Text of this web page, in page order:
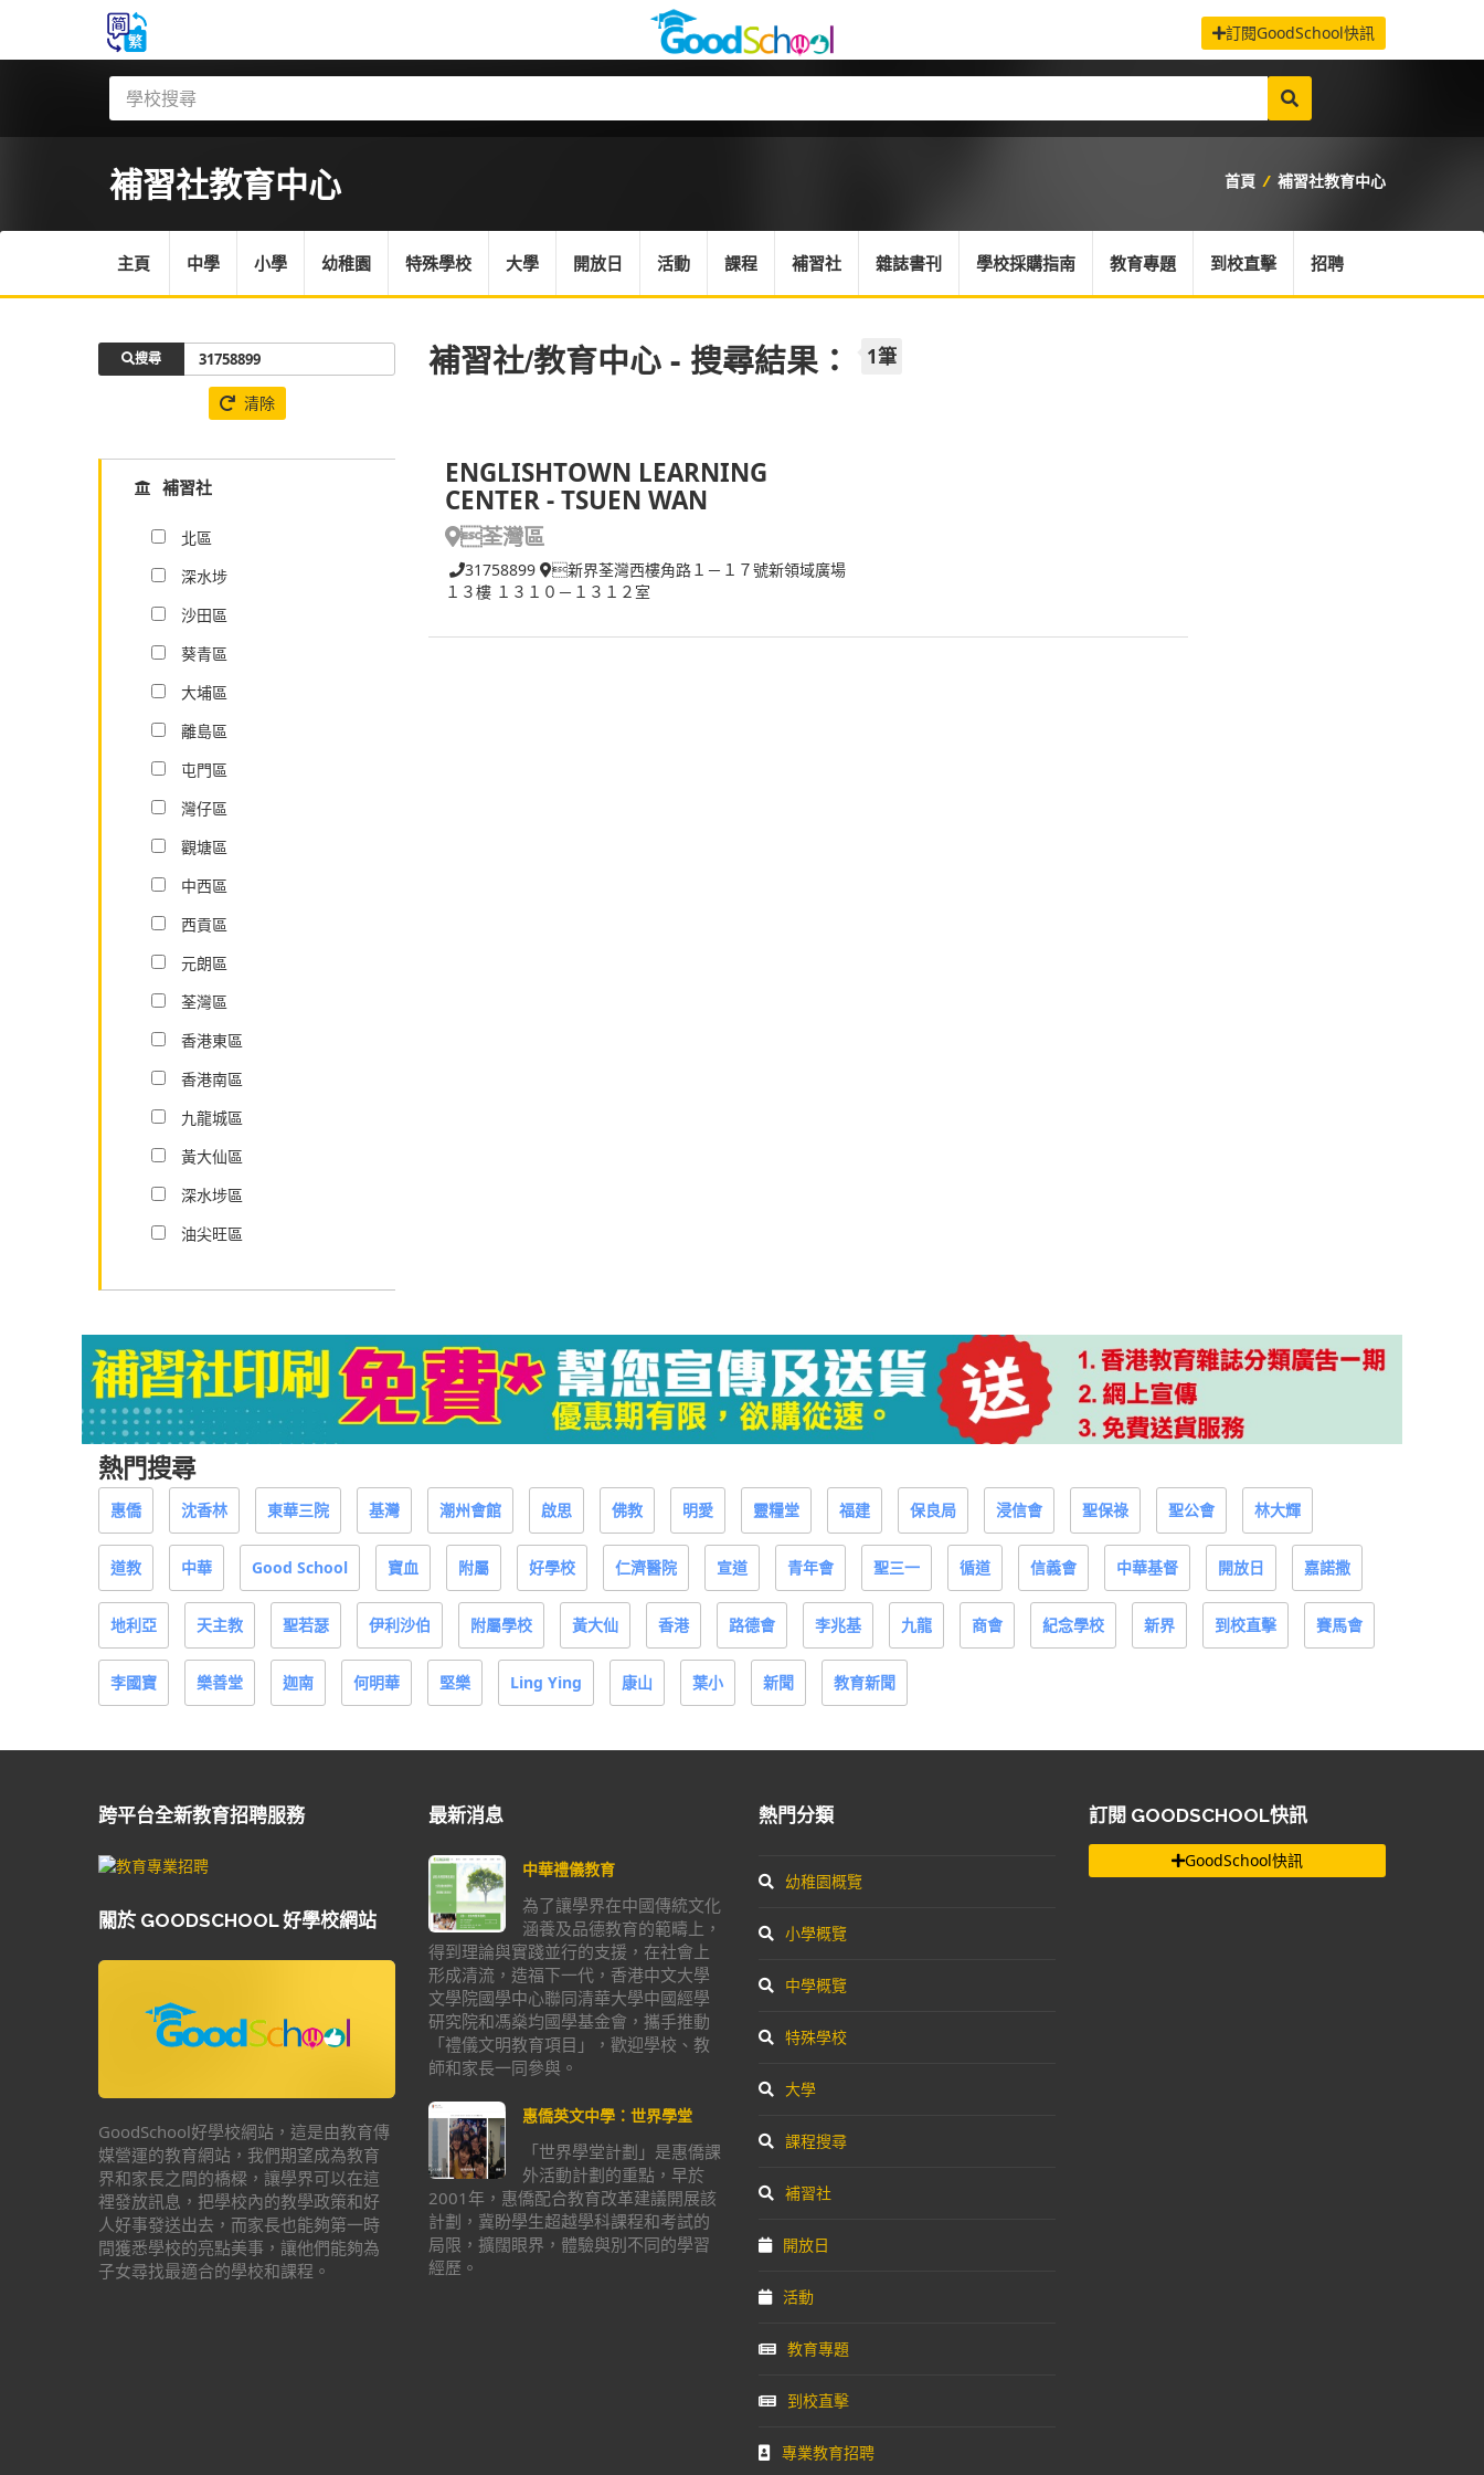
訂閱GoodSchool快訊
補習社教育中心 首頁 / 補習社教育中心
主頁 中學 小學 幼稚園 特殊學校 大學 開放日 活動 課程 補習社 雜誌書刊 學校採購指南 教育專題 到校直擊 招聘
補習社/教育中心 - 搜尋結果： 1筆
ENGLISHTOWN LEARNING
CENTER - TSUEN WAN
荃灣區
31758899
新界荃灣西樓角路１－１７號新領域廣場
１３樓 １３１０－１３１２室
搜尋
清除
補習社
北區
深水埗
沙田區
葵青區
大埔區
離島區
屯門區
灣仔區
觀塘區
中西區
西貢區
元朗區
荃灣區
香港東區
香港南區
九龍城區
黃大仙區
深水埗區
油尖旺區
熱門搜尋
惠僑 沈香林 東華三院 基灣 潮州會館 啟思 佛教 明愛 靈糧堂 福建 保良局 浸信會 聖保祿 聖公會 林大輝
道教 中華 Good School 寶血 附屬 好學校 仁濟醫院 宣道 青年會 聖三一 循道 信義會 中華基督 開放日 嘉諾撒
地利亞 天主教 聖若瑟 伊利沙伯 附屬學校 黃大仙 香港 路德會 李兆基 九龍 商會 紀念學校 新界 到校直擊 賽馬會
李國寶 樂善堂 迦南 何明華 堅樂 Ling Ying 康山 葉小 新聞 教育新聞
跨平台全新教育招聘服務
關於 GOODSCHOOL 好學校網站
GoodSchool好學校網站，這是由教育傳
媒營運的教育網站，我們期望成為教育
界和家長之間的橋樑，讓學界可以在這
裡發放訊息，把學校內的教學政策和好
人好事發送出去，而家長也能夠第一時
間獲悉學校的亮點美事，讓他們能夠為
子女尋找最適合的學校和課程。
最新消息
中華禮儀教育
為了讓學界在中國傳統文化
涵養及品德教育的範疇上，
得到理論與實踐並行的支援，在社會上
形成清流，造福下一代，香港中文大學
文學院國學中心聯同清華大學中國經學
研究院和馮燊均國學基金會，攜手推動
「禮儀文明教育項目」，歡迎學校、教
師和家長一同參與。
惠僑英文中學：世界學堂
「世界學堂計劃」是惠僑課
外活動計劃的重點，早於
2001年，惠僑配合教育改革建議開展該
計劃，冀盼學生超越學科課程和考試的
局限，擴闊眼界，體驗與別不同的學習
經歷。
熱門分類
幼稚園概覽
小學概覽
中學概覽
特殊學校
大學
課程搜尋
補習社
開放日
活動
教育專題
到校直擊
專業教育招聘
訂閱 GOODSCHOOL快訊
GoodSchool快訊